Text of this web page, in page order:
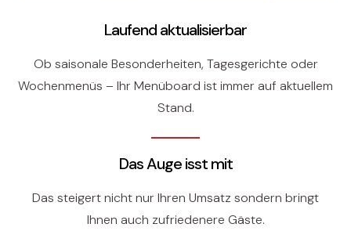
Laufend aktualisierbar
Ob saisonale Besonderheiten, Tagesgerichte oder
Wochenmenüs – Ihr Menüboard ist immer auf aktuellem
Stand.
Das Auge isst mit
Das steigert nicht nur Ihren Umsatz sondern bringt
Ihnen auch zufriedenere Gäste.